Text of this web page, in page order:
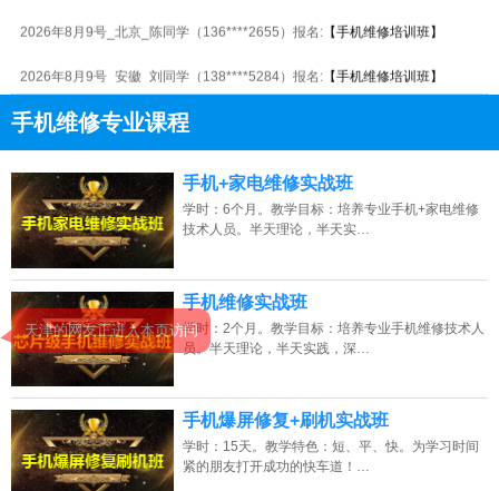
2026年8月9号_北京_陈同学（136****2655）报名: 【手机维修培训班】
2026年8月9号_安徽_刘同学（138****5284）报名: 【手机维修培训班】
2026年8月9号_贵州_苏同学（184****1906）报名:
2026年8月9号_河北_李同学（131****8730）报名:【手机维修培训班】
2026年8月9号_广东_潘同学（134****4478）报名:
2026年8月9号_陕西_陈同学（135****3714）报名:
手机维修专业课程
点击免费咨询电话：13807313137
手机+家电维修实战班
学时：6个月。教学目标：培养专业手机+家电维修
技术人员。半天理论，半天实…
手机维修实战班
学时：2个月。教学目标：培养专业手机维修技术人
员。半天理论，半天实践，深…
手机爆屏修复+刷机实战班
学时：15天。教学特色：短、平、快。为学习时间
紧的朋友打开成功的快车道！…
天津的网友正进入本页访问